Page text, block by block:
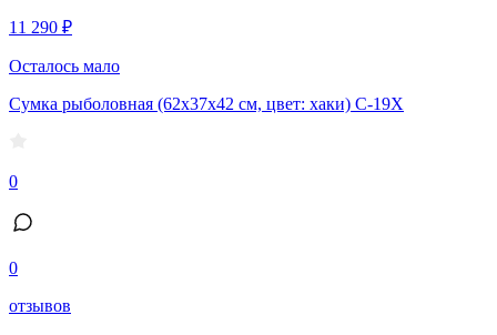
11 290 ₽
Осталось мало
Сумка рыболовная (62х37х42 см, цвет: хаки) С-19Х
0
0
отзывов